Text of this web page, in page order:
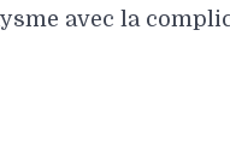
avec la